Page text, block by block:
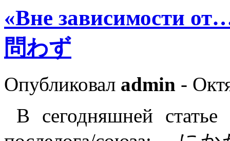
«Вне зависимости
問わず
Опубликовал admin -
В сегодняшней статье